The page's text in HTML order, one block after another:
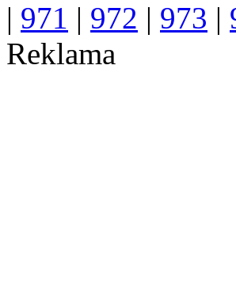
| 971 | 972 | 973 |
Reklama